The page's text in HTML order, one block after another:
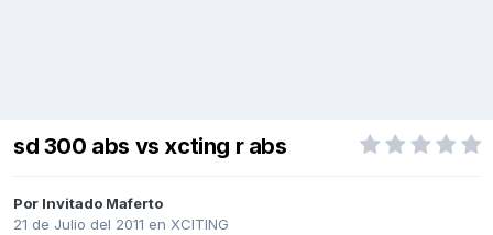
sd 300 abs vs xcting r abs
Por Invitado Maferto
21 de Julio del 2011 en XCITING